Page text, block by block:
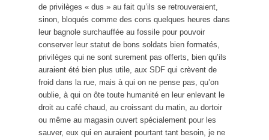
de privilèges « dus » au fait qu’ils se retrouveraient,
sinon, bloqués comme des cons quelques heures dans
leur bagnole surchauffée au fossile pour pouvoir
conserver leur statut de bons soldats bien formatés,
privilèges qui ne sont surement pas offerts, bien qu’ils
auraient été bien plus utile, aux SDF qui crèvent de
froid dans la rue, mais à qui on ne pense pas, qu’on
oublie, à qui on ôte toute humanité en leur enlevant le
droit au café chaud, au croissant du matin, au dortoir
ou même au magasin ouvert spécialement pour les
sauver, eux qui en auraient pourtant tant besoin, je ne